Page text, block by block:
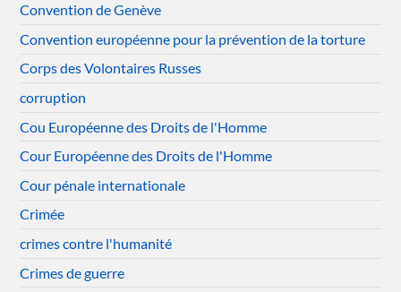
Convention de Genève
Convention européenne pour la prévention de la torture
Corps des Volontaires Russes
corruption
Cou Européenne des Droits de l'Homme
Cour Européenne des Droits de l'Homme
Cour pénale internationale
Crimée
crimes contre l'humanité
Crimes de guerre